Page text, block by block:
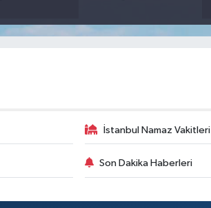
İstanbul Namaz Vakitleri
Son Dakika Haberleri